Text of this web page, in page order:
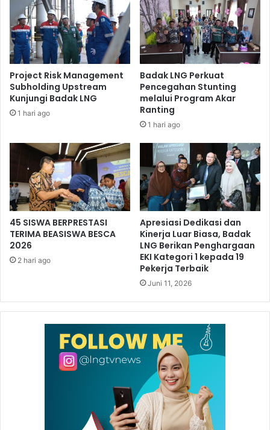
Saat diwawancarai, Ketua Bidang Sosial Yaumil Suyono
mengimbau pada kaum muslimin di sekitar area kilang
Badak LNG untuk turut berpartisipasi dalam pengumpulan
bantuan ini. Dimana pengumpulan masih akan terus
dilakukan dan terpusat di Masjid Alkautsar, hingga tanggal
31 Oktober 2018 (*).
Project Risk Management
Subholding Upstream
Kunjungi Badak LNG
1 hari ago
Badak LNG Perkuat
Pencegahan Stunting
melalui Program Akar
Ranting
1 hari ago
45 SISWA BERPRESTASI
TERIMA BEASISWA BESCA
2026
2 hari ago
Apresiasi Dedikasi dan
Kinerja Luar Biasa, Badak
LNG Berikan Penghargaan
EKI Kategori 1 kepada 19
Pekerja Terbaik
Juni 11, 2026